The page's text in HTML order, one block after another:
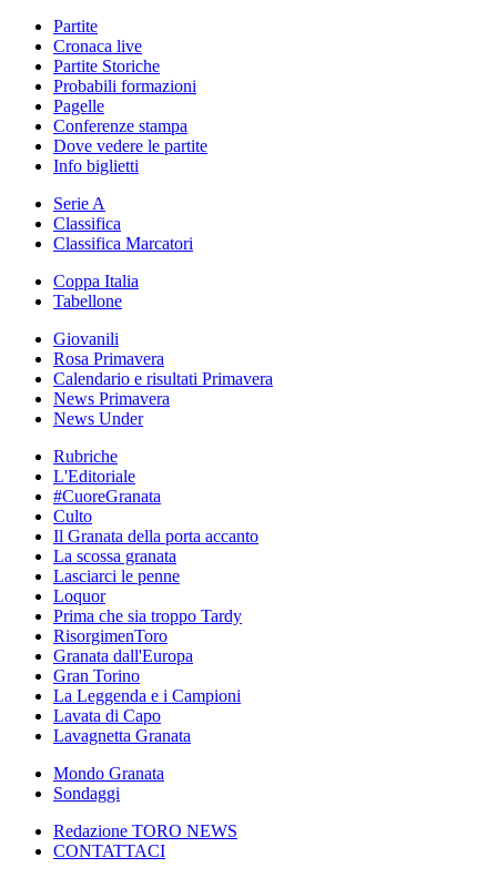
Partite
Cronaca live
Partite Storiche
Probabili formazioni
Pagelle
Conferenze stampa
Dove vedere le partite
Info biglietti
Serie A
Classifica
Classifica Marcatori
Coppa Italia
Tabellone
Giovanili
Rosa Primavera
Calendario e risultati Primavera
News Primavera
News Under
Rubriche
L'Editoriale
#CuoreGranata
Culto
Il Granata della porta accanto
La scossa granata
Lasciarci le penne
Loquor
Prima che sia troppo Tardy
RisorgimenToro
Granata dall'Europa
Gran Torino
La Leggenda e i Campioni
Lavata di Capo
Lavagnetta Granata
Mondo Granata
Sondaggi
Redazione TORO NEWS
CONTATTACI